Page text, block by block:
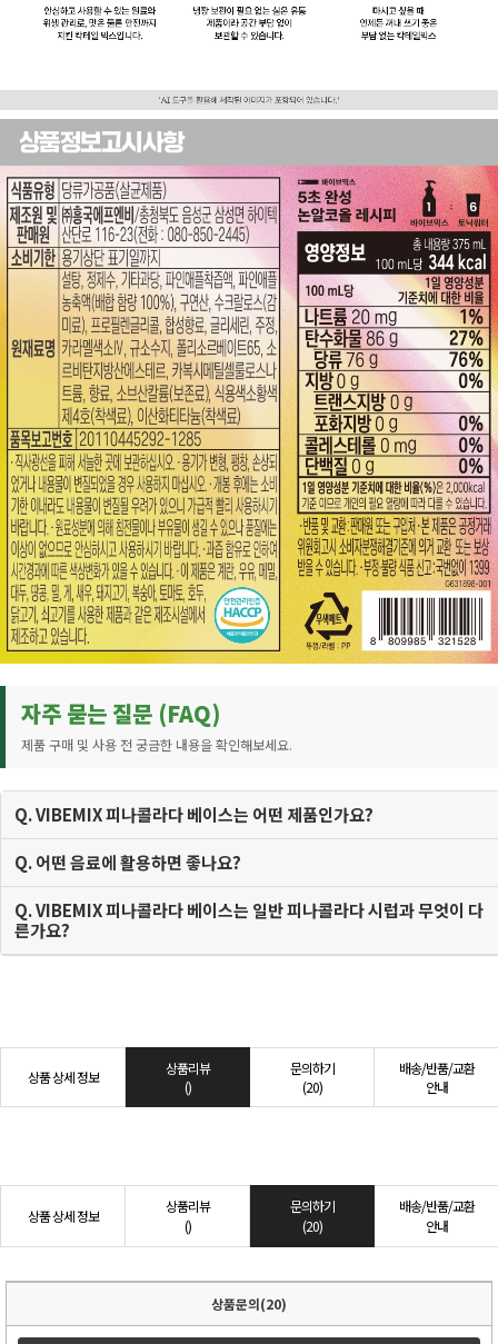
자주 묻는 질문 (FAQ)
제품 구매 및 사용 전 궁금한 내용을 확인해보세요.
Q. VIBEMIX 피나콜라다 베이스는 어떤 제품인가요?
Q. 어떤 음료에 활용하면 좋나요?
Q. VIBEMIX 피나콜라다 베이스는 일반 피나콜라다 시럽과 무엇이 다
른가요?
상품 상세 정보
상품리뷰
()
문의하기
(20)
배송/반품/교환
안내
상품 상세 정보
상품리뷰
()
문의하기
(20)
배송/반품/교환
안내
상품문의(20)